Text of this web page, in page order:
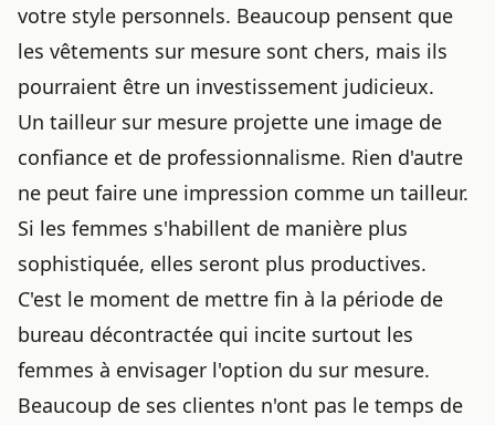
votre style personnels. Beaucoup pensent que
les vêtements sur mesure sont chers, mais ils
pourraient être un investissement judicieux.
Un tailleur sur mesure projette une image de
confiance et de professionnalisme. Rien d'autre
ne peut faire une impression comme un tailleur.
Si les femmes s'habillent de manière plus
sophistiquée, elles seront plus productives.
C'est le moment de mettre fin à la période de
bureau décontractée qui incite surtout les
femmes à envisager l'option du sur mesure.
Beaucoup de ses clientes n'ont pas le temps de